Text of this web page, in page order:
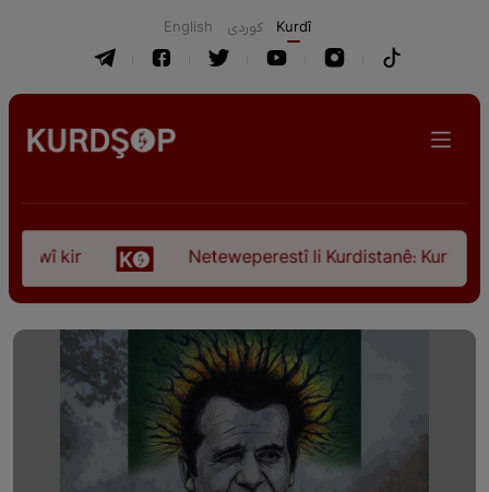
English كوردی Kurdî
kir Neteweperestî li Kurdistanê: Kurteya